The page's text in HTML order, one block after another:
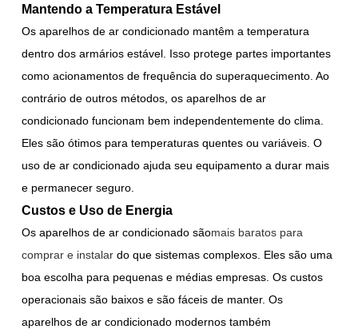
Mantendo a Temperatura Estável
Os aparelhos de ar condicionado mantêm a temperatura
dentro dos armários estável. Isso protege partes importantes
como acionamentos de frequência do superaquecimento. Ao
contrário de outros métodos, os aparelhos de ar
condicionado funcionam bem independentemente do clima.
Eles são ótimos para temperaturas quentes ou variáveis. O
uso de ar condicionado ajuda seu equipamento a durar mais
e permanecer seguro.
Custos e Uso de Energia
Os aparelhos de ar condicionado sãomais baratos para
comprar e instalar do que sistemas complexos. Eles são uma
boa escolha para pequenas e médias empresas. Os custos
operacionais são baixos e são fáceis de manter. Os
aparelhos de ar condicionado modernos também